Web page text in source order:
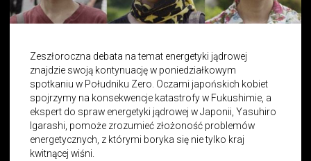
Zeszłoroczna debata na temat energetyki jądrowej
znajdzie swoją kontynuację w poniedziałkowym
spotkaniu w Południku Zero. Oczami japońskich kobiet
spojrzymy na konsekwencje katastrofy w Fukushimie, a
ekspert do spraw energetyki jądrowej w Japonii, Yasuhiro
Igarashi, pomoże zrozumieć złożoność problemów
energetycznych, z którymi boryka się nie tylko kraj
kwitnącej wiśni.